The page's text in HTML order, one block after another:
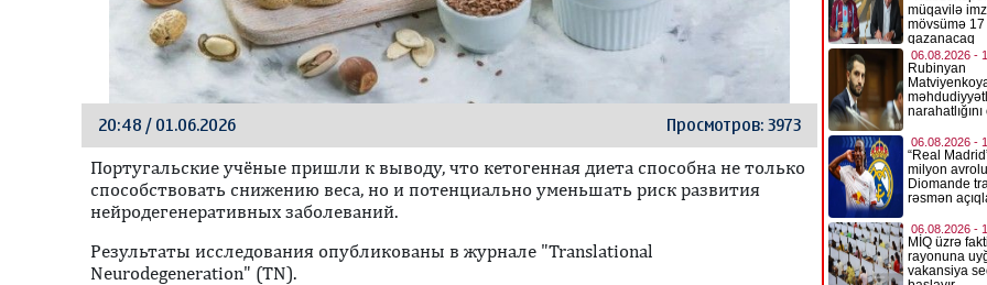
20:48 / 01.06.2026 Просмотров: 3973
Португальские учёные пришли к выводу, что кетогенная диета способна не только
способствовать снижению веса, но и потенциально уменьшать риск развития
нейродегенеративных заболеваний.
Результаты исследования опубликованы в журнале "Translational
Neurodegeneration" (TN).